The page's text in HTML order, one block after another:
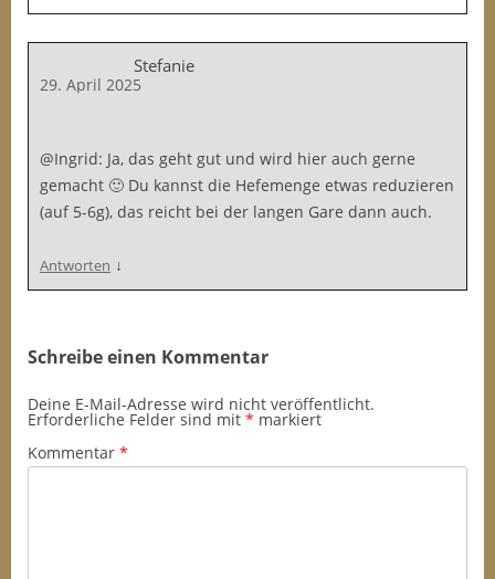
Stefanie
29. April 2025
@Ingrid: Ja, das geht gut und wird hier auch gerne
gemacht 🙂 Du kannst die Hefemenge etwas reduzieren
(auf 5-6g), das reicht bei der langen Gare dann auch.
Antworten ↓
Schreibe einen Kommentar
Deine E-Mail-Adresse wird nicht veröffentlicht.
Erforderliche Felder sind mit * markiert
Kommentar *